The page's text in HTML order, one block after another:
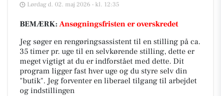
Lørdag d. 02. maj 2026 - kl. 12:35
BEMÆRK: Ansøgningsfristen er overskredet
Jeg søger en rengøringsassistent til en stilling på ca.
35 timer pr. uge til en selvkørende stilling, dette er
meget vigtigt at du er indforstået med dette. Dit
program ligger fast hver uge og du styre selv din
"butik". Jeg forventer en liberael tilgang til arbejdet
og indstillingen